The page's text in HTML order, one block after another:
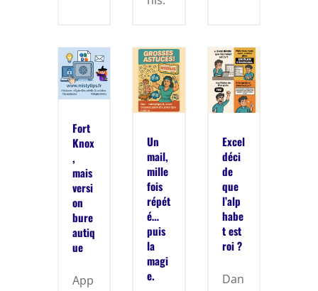
Fort
Knox
,
mais
versi
on
bure
autiq
ue
App
Un
mail,
mille
fois
répét
é…
puis
la
magi
e.
Excel
déci
de
que
l’alp
habe
t est
roi ?
Dan